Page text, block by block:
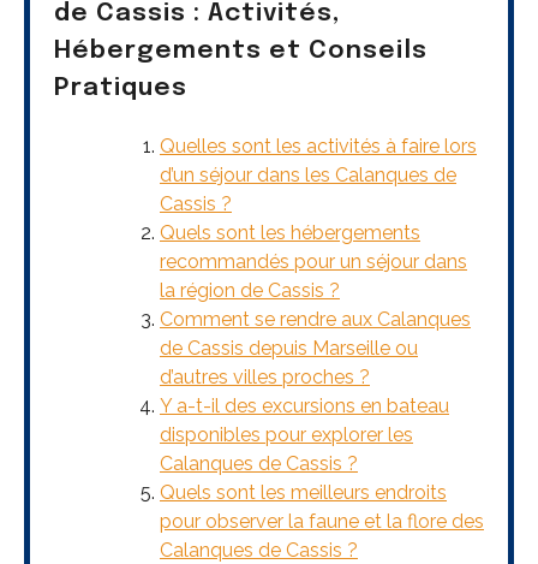
de Cassis : Activités,
Hébergements et Conseils
Pratiques
Quelles sont les activités à faire lors
d’un séjour dans les Calanques de
Cassis ?
Quels sont les hébergements
recommandés pour un séjour dans
la région de Cassis ?
Comment se rendre aux Calanques
de Cassis depuis Marseille ou
d’autres villes proches ?
Y a-t-il des excursions en bateau
disponibles pour explorer les
Calanques de Cassis ?
Quels sont les meilleurs endroits
pour observer la faune et la flore des
Calanques de Cassis ?